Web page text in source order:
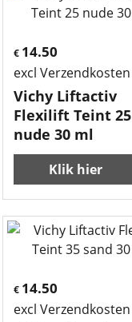
€ 14.50
excl Verzendkosten
Vichy Liftactiv
Flexilift Teint 25
nude 30 ml
Klik hier
€ 14.50
excl Verzendkosten